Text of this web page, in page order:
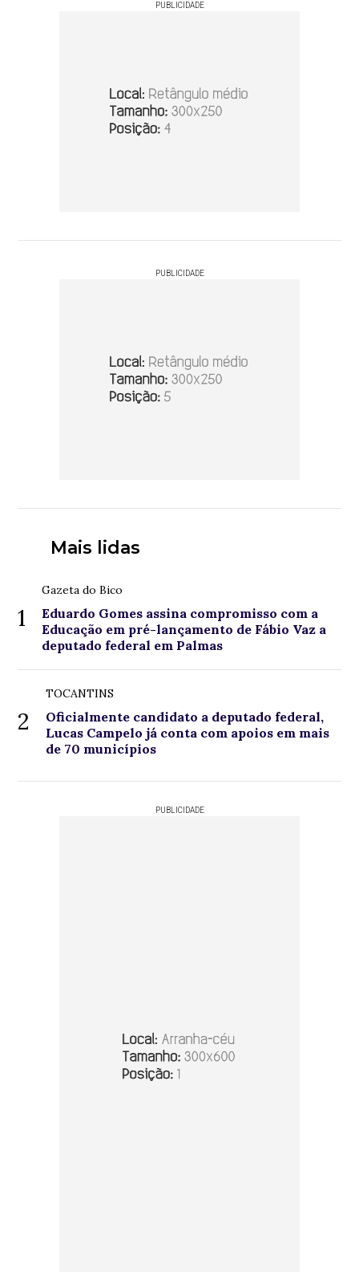
PUBLICIDADE
PUBLICIDADE
Mais lidas
1
Gazeta do Bico
Eduardo Gomes assina compromisso com a
Educação em pré-lançamento de Fábio Vaz a
deputado federal em Palmas
2
TOCANTINS
Oficialmente candidato a deputado federal,
Lucas Campelo já conta com apoios em mais
de 70 municípios
PUBLICIDADE